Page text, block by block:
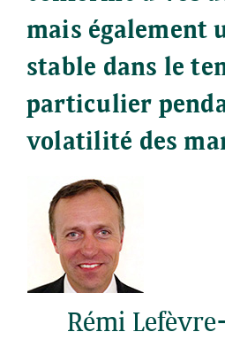
mais également
stable dans le
particulier
volatilité des
Rémi